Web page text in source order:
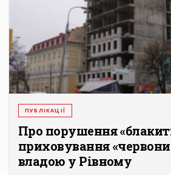
ПУБЛІКАЦІЇ
Про порушення
приховування
владою у Рівному